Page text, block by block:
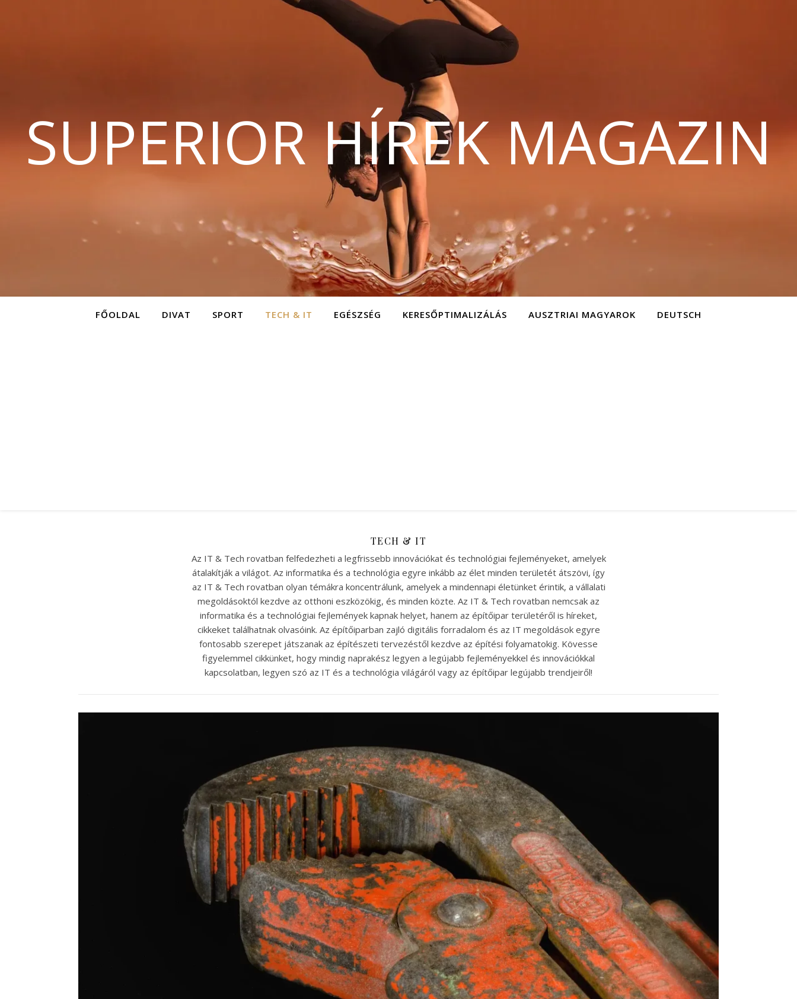
SUPERIOR HÍREK MAGAZIN
FŐOLDAL DIVAT SPORT TECH & IT EGÉSZSÉG KERESŐPTIMALIZÁLÁS AUSZTRIAI MAGYAROK DEUTSCH
TECH & IT
Az IT & Tech rovatban felfedezheti a legfrissebb innovációkat és technológiai fejleményeket, amelyek
átalakítják a világot. Az informatika és a technológia egyre inkább az élet minden területét átszövi, így
az IT & Tech rovatban olyan témákra koncentrálunk, amelyek a mindennapi életünket érintik, a vállalati
megoldásoktól kezdve az otthoni eszközökig, és minden közte. Az IT & Tech rovatban nemcsak az
informatika és a technológiai fejlemények kapnak helyet, hanem az építőipar területéről is híreket,
cikkeket találhatnak olvasóink. Az építőiparban zajló digitális forradalom és az IT megoldások egyre
fontosabb szerepet játszanak az építészeti tervezéstől kezdve az építési folyamatokig. Kövesse
figyelemmel cikkünket, hogy mindig naprakész legyen a legújabb fejleményekkel és innovációkkal
kapcsolatban, legyen szó az IT és a technológia világáról vagy az építőipar legújabb trendjeiről!